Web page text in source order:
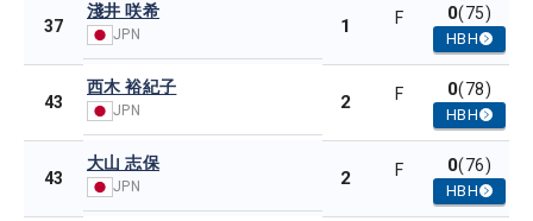
37
淺井 咲希
JPN 1 F 0(75)
HBH
43
西木 裕紀子
JPN 2 F 0(78)
HBH
43
大山 志保
JPN 2 F 0(76)
HBH